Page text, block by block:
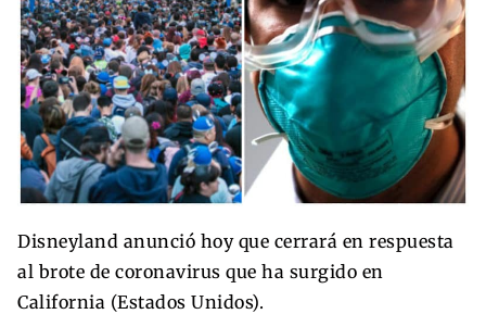
Disneyland anunció hoy que cerrará en respuesta
al brote de coronavirus que ha surgido en
California (Estados Unidos).